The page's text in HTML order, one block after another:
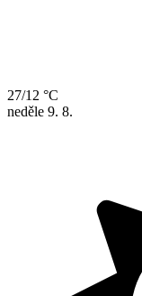
27/12 °C
neděle 9. 8.